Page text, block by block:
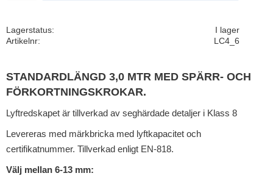
Lagerstatus
I lager
Artikelnr
LC4_6
STANDARDLÄNGD 3,0 MTR MED SPÄRR- OCH
FÖRKORTNINGSKROKAR.
Lyftredskapet är tillverkad av seghärdade detaljer i Klass 8
Levereras med märkbricka med lyftkapacitet och
certifikatnummer. Tillverkad enligt EN-818.
Välj mellan 6-13 mm: